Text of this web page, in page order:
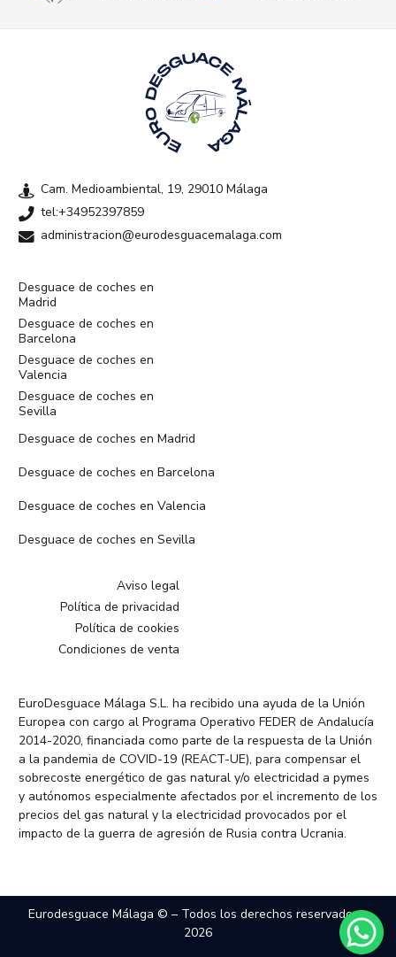
Cam. Medioambiental, 19, 29010 Málaga
tel:+34952397859
administracion@eurodesguacemalaga.com
Desguace de coches en
Madrid
Desguace de coches en
Barcelona
Desguace de coches en
Valencia
Desguace de coches en
Sevilla
Desguace de coches en Madrid
Desguace de coches en Barcelona
Desguace de coches en Valencia
Desguace de coches en Sevilla
Aviso legal
Política de privacidad
Política de cookies
Condiciones de venta
EuroDesguace Málaga S.L. ha recibido una ayuda de la Unión
Europea con cargo al Programa Operativo FEDER de Andalucía
2014-2020, financiada como parte de la respuesta de la Unión
a la pandemia de COVID-19 (REACT-UE), para compensar el
sobrecoste energético de gas natural y/o electricidad a pymes
y autónomos especialmente afectados por el incremento de los
precios del gas natural y la electricidad provocados por el
impacto de la guerra de agresión de Rusia contra Ucrania.
Eurodesguace Málaga © – Todos los derechos reservados –
2026